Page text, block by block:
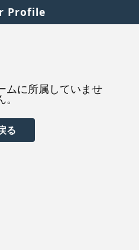
Profile
ムに所属していませ
。
る